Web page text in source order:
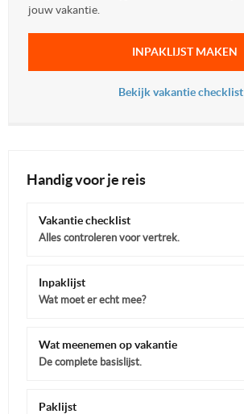
jouw vakantie.
INPAKLIJST MAKEN
Bekijk vakantie checklist
Handig voor je reis
Vakantie checklist
Alles controleren voor vertrek.
Inpaklijst
Wat moet er echt mee?
Wat meenemen op vakantie
De complete basislijst.
Paklijst